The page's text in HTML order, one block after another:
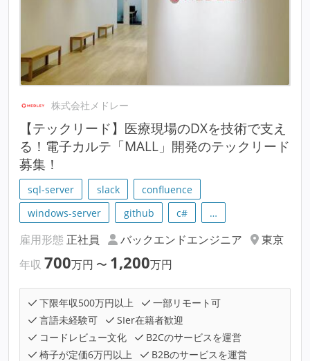
株式会社メドレー
【テックリード】医療現場のDXを技術で支え
る！電子カルテ「MALL」開発のテックリード
募集！
sql-server slack
confluence
windows-server
github c# …
雇用形態 正社員 バックエンドエンジニア
東京
年収 700万円 〜 1,200万円
下限年収500万円以上
一部リモート可
言語未経験可
SIer在籍者歓迎
コードレビュー文化
B2Cのサービスを運営
椅子が定価6万円以上
B2Bのサービスを運営